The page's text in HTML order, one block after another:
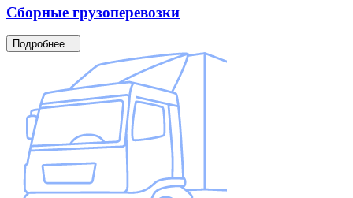
Сборные грузоперевозки
Подробнее